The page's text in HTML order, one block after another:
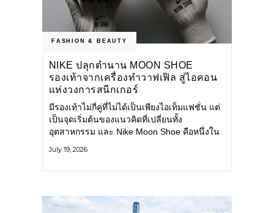
FASHION & BEAUTY
NIKE ปลุกตำนาน MOON SHOE
รองเท้าจากเครื่องทำวาฟเฟิล สู่ไอคอน
แห่งวงการสนีกเกอร์
มีรองเท้าไม่กี่คู่ที่ไม่ได้เป็นเพียงไอเท็มแฟชั่น แต่
เป็นจุดเริ่มต้นของแนวคิดที่เปลี่ยนทั้ง
อุตสาหกรรม และ Nike Moon Shoe คือหนึ่งใน
ศตวรรษก่อน กำลังกลับมาอีกครั้ง พร้อมพาเรื่อง
July 19, 2026